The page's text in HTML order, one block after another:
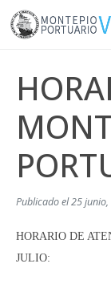
Publicado el25
HORARIO DE
JULIO: